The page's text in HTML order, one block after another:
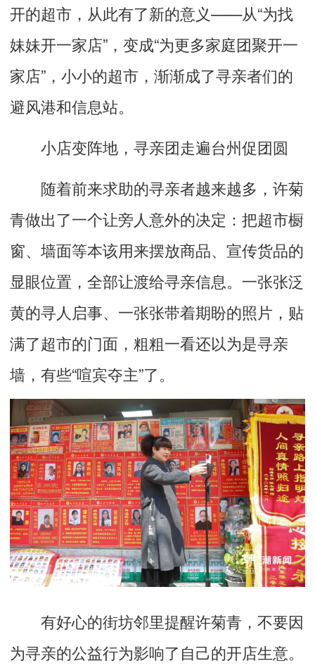
开的超市，从此有了新的意义——从“为找
妹妹开一家店”，变成“为更多家庭团聚开一
家店”，小小的超市，渐渐成了寻亲者们的
避风港和信息站。
小店变阵地，寻亲团走遍台州促团圆
随着前来求助的寻亲者越来越多，许菊
青做出了一个让旁人意外的决定：把超市橱
窗、墙面等本该用来摆放商品、宣传货品的
显眼位置，全部让渡给寻亲信息。一张张泛
黄的寻人启事、一张张带着期盼的照片，贴
满了超市的门面，粗粗一看还以为是寻亲
墙，有些“喧宾夺主”了。
有好心的街坊邻里提醒许菊青，不要因
为寻亲的公益行为影响了自己的开店生意。